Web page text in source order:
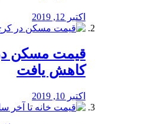
اکتبر 12, 2019
کاهش یافت
اکتبر 10, 2019